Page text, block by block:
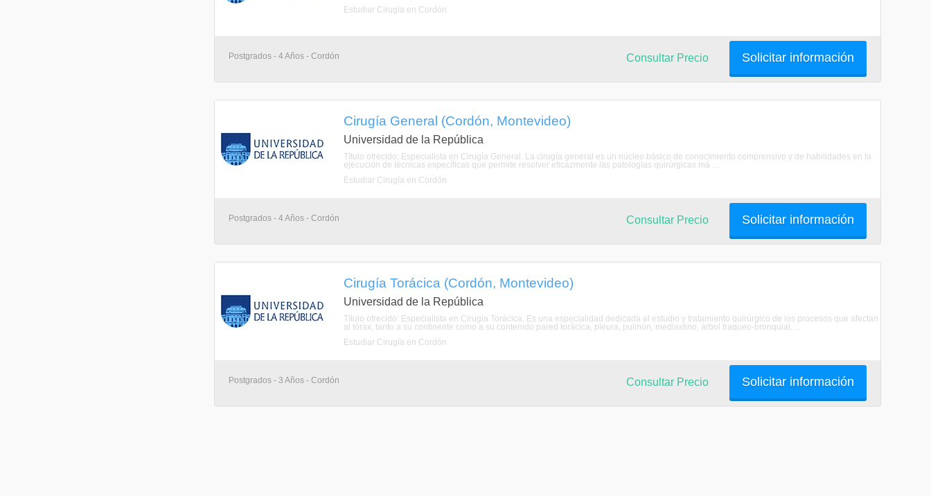
Estudiar Cirugía en Cordón
Postgrados - 4 Años - Cordón Solicitar información
Consultar Precio
Cirugía General (Cordón, Montevideo)
Universidad de la República
Título ofrecido: Especialista en Cirugía General. La cirugía general es un núcleo básico de conocimiento comprensivo y de habilidades en la
ejecución de técnicas específicas que permite resolver eficazmente las patologías quirúrgicas má ...
Estudiar Cirugía en Cordón
Postgrados - 4 Años - Cordón Solicitar información
Consultar Precio
Cirugía Torácica (Cordón, Montevideo)
Universidad de la República
Título ofrecido: Especialista en Cirugía Torácica. Es una especialidad dedicada al estudio y tratamiento quirúrgico de los procesos que afectan
al tórax, tanto a su continente como a su contenido pared torácica, pleura, pulmón, mediastino, árbol traqueo-bronquial, ...
Estudiar Cirugía en Cordón
Postgrados - 3 Años - Cordón Solicitar información
Consultar Precio